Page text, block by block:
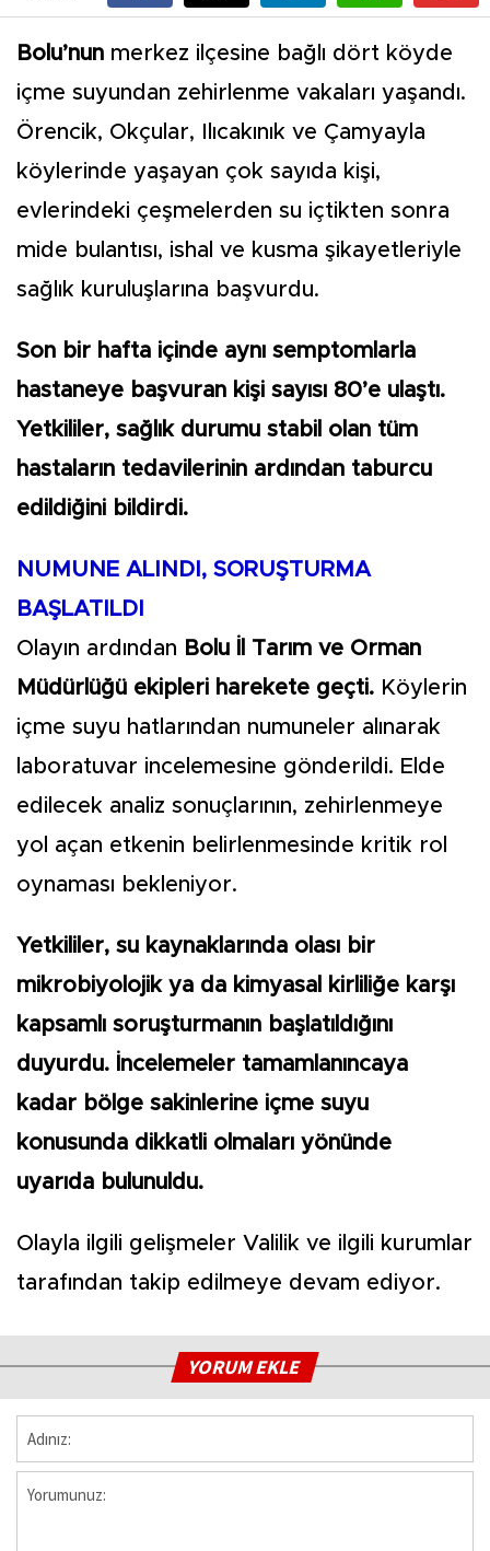
Bolu’nun merkez ilçesine bağlı dört köyde
içme suyundan zehirlenme vakaları yaşandı.
Örencik, Okçular, Ilıcakınık ve Çamyayla
köylerinde yaşayan çok sayıda kişi,
evlerindeki çeşmelerden su içtikten sonra
mide bulantısı, ishal ve kusma şikayetleriyle
sağlık kuruluşlarına başvurdu.
Son bir hafta içinde aynı semptomlarla
hastaneye başvuran kişi sayısı 80’e ulaştı.
Yetkililer, sağlık durumu stabil olan tüm
hastaların tedavilerinin ardından taburcu
edildiğini bildirdi.
NUMUNE ALINDI, SORUŞTURMA
BAŞLATILDI
Olayın ardından Bolu İl Tarım ve Orman
Müdürlüğü ekipleri harekete geçti. Köylerin
içme suyu hatlarından numuneler alınarak
laboratuvar incelemesine gönderildi. Elde
edilecek analiz sonuçlarının, zehirlenmeye
yol açan etkenin belirlenmesinde kritik rol
oynaması bekleniyor.
Yetkililer, su kaynaklarında olası bir
mikrobiyolojik ya da kimyasal kirliliğe karşı
kapsamlı soruşturmanın başlatıldığını
duyurdu. İncelemeler tamamlanıncaya
kadar bölge sakinlerine içme suyu
konusunda dikkatli olmaları yönünde
uyarıda bulunuldu.
Olayla ilgili gelişmeler Valilik ve ilgili kurumlar
tarafından takip edilmeye devam ediyor.
YORUM EKLE